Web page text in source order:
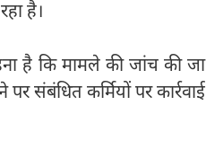
है।
है कि मामले की जांच की जा
संबंधित कर्मियों पर कार्रवाई